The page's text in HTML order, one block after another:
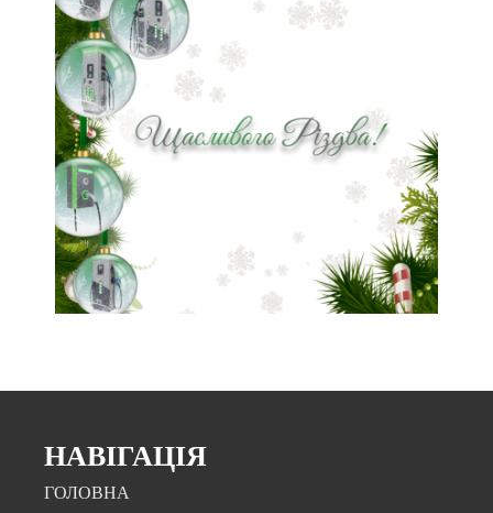
НАВІГАЦІЯ
ГОЛОВНА